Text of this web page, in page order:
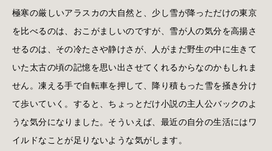
極寒の厳しいアラスカの大自然と、少し雪が降っただけの東京
を比べるのは、おこがましいのですが、雪が人の気分を高揚さ
せるのは、その冷たさや静けさが、人がまだ野生の中に生きて
いた太古の頃の記憶を思い出させてくれるからなのかもしれま
せん。凍える手で自転車を押して、降り積もった雪を掻き分け
て歩いていく。すると、ちょっとだけ小説の主人公バックのよ
うな気分になりました。そういえば、最近の自分の生活にはワ
イルドなことが足りないような気がします。